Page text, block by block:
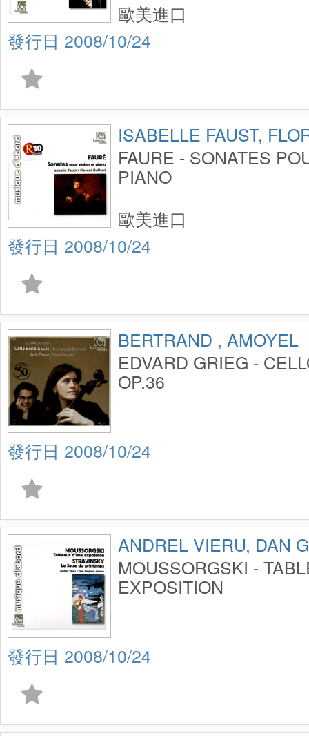
2008/10/24
歐美進口
ISABELLE FAUST,
FAURE - SONATES
PIANO
2008/10/24
歐美進口
BERTRAND , AMOYEL
EDVARD GRIEG -
OP.36
2008/10/24
ANDREL VIERU, DAN
MOUSSORGSKI -
EXPOSITION
2008/10/24